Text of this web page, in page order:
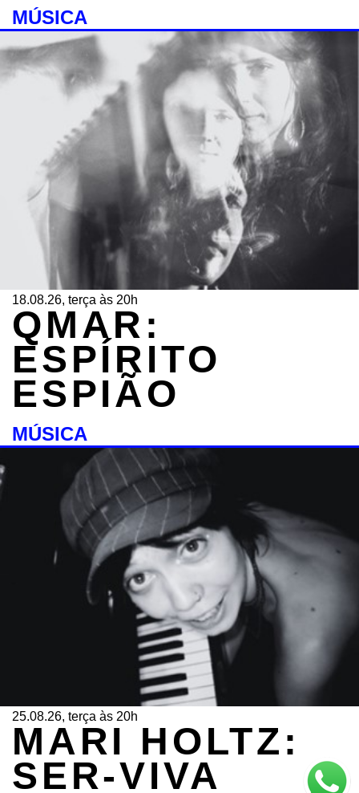
MÚSICA
18.08.26, terça às 20h
QMAR:
ESPÍRITO
ESPIÃO
MÚSICA
25.08.26, terça às 20h
MARI HOLTZ:
SER-VIVA